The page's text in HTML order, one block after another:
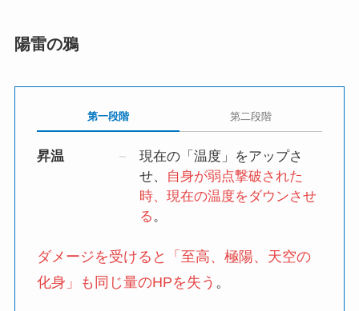
陽雷の鴉
第一段階 第二段階
昇温
現在の「温度」をアップさ
せ、
自身が弱点撃破された
時、現在の温度をダウンさせ
る。
ダメージを受けると「至高、極陽、天空の
化身」も同じ量のHPを失う 。